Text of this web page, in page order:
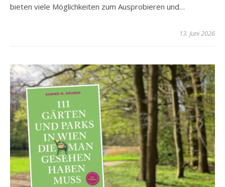
bieten viele Möglichkeiten zum Ausprobieren und…
13. Juni 2026